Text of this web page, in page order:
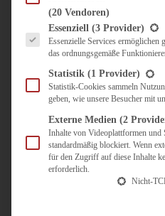
ÜBER MICH
(20 Vendoren)
Es folgt eine Liste der Service-
Essenziell (3 Provider)
Essenzielle Services
das ordnungsgemäße
Statistik (1 Provider)
Statistik-Cookies sammeln
geben, wie unsere Besucher mit
Externe Medien (2
Inhalte von Videoplattformen
standardmäßig blockiert. Wenn
für den Zugriff auf diese Inhalte
erforderlich.
Nicht-